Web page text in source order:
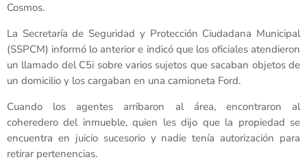
Cosmos.
La Secretaría de Seguridad y Protección Ciudadana Municipal
(SSPCM) informó lo anterior e indicó que los oficiales atendieron
un llamado del C5i sobre varios sujetos que sacaban objetos de
un domicilio y los cargaban en una camioneta Ford.
Cuando los agentes arribaron al área, encontraron al
coheredero del inmueble, quien les dijo que la propiedad se
encuentra en juicio sucesorio y nadie tenía autorización para
retirar pertenencias.